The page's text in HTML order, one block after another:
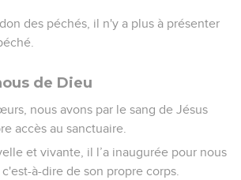
des péchés, il n'y a plus à présenter
de Dieu
nous avons par le sang de Jésus
accès au sanctuaire.
et vivante, il l’a inaugurée pour nous
à-dire de son propre corps.